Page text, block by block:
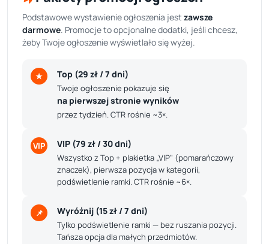
Podstawowe wystawienie ogłoszenia jest zawsze
darmowe. Promocje to opcjonalne dodatki, jeśli chcesz,
żeby Twoje ogłoszenie wyświetlało się wyżej.
★ Top (29 zł / 7 dni)
Twoje ogłoszenie pokazuje się
na pierwszej stronie wyników
przez tydzień. CTR rośnie ~3×.
VIP VIP (79 zł / 30 dni)
Wszystko z Top + plakietka „VIP" (pomarańczowy
znaczek), pierwsza pozycja w kategorii,
podświetlenie ramki. CTR rośnie ~6×.
📌 Wyróżnij (15 zł / 7 dni)
Tylko podświetlenie ramki — bez ruszania pozycji.
Tańsza opcja dla małych przedmiotów.